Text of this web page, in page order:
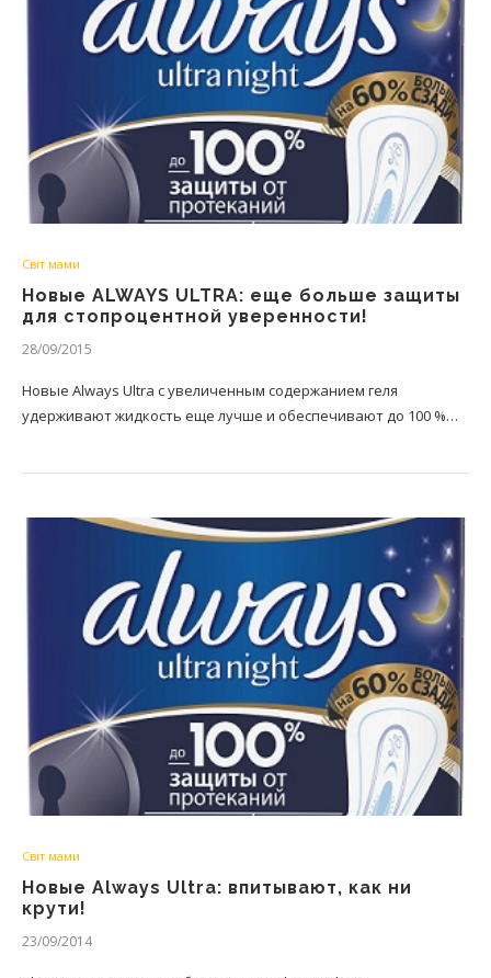
Світ мами
Новые ALWAYS ULTRA: еще больше защиты
для стопроцентной уверенности!
28/09/2015
Новые Always Ultra с увеличенным содержанием геля
удерживают жидкость еще лучше и обеспечивают до 100 %…
Світ мами
Новые Always Ultra: впитывают, как ни
крути!
23/09/2014